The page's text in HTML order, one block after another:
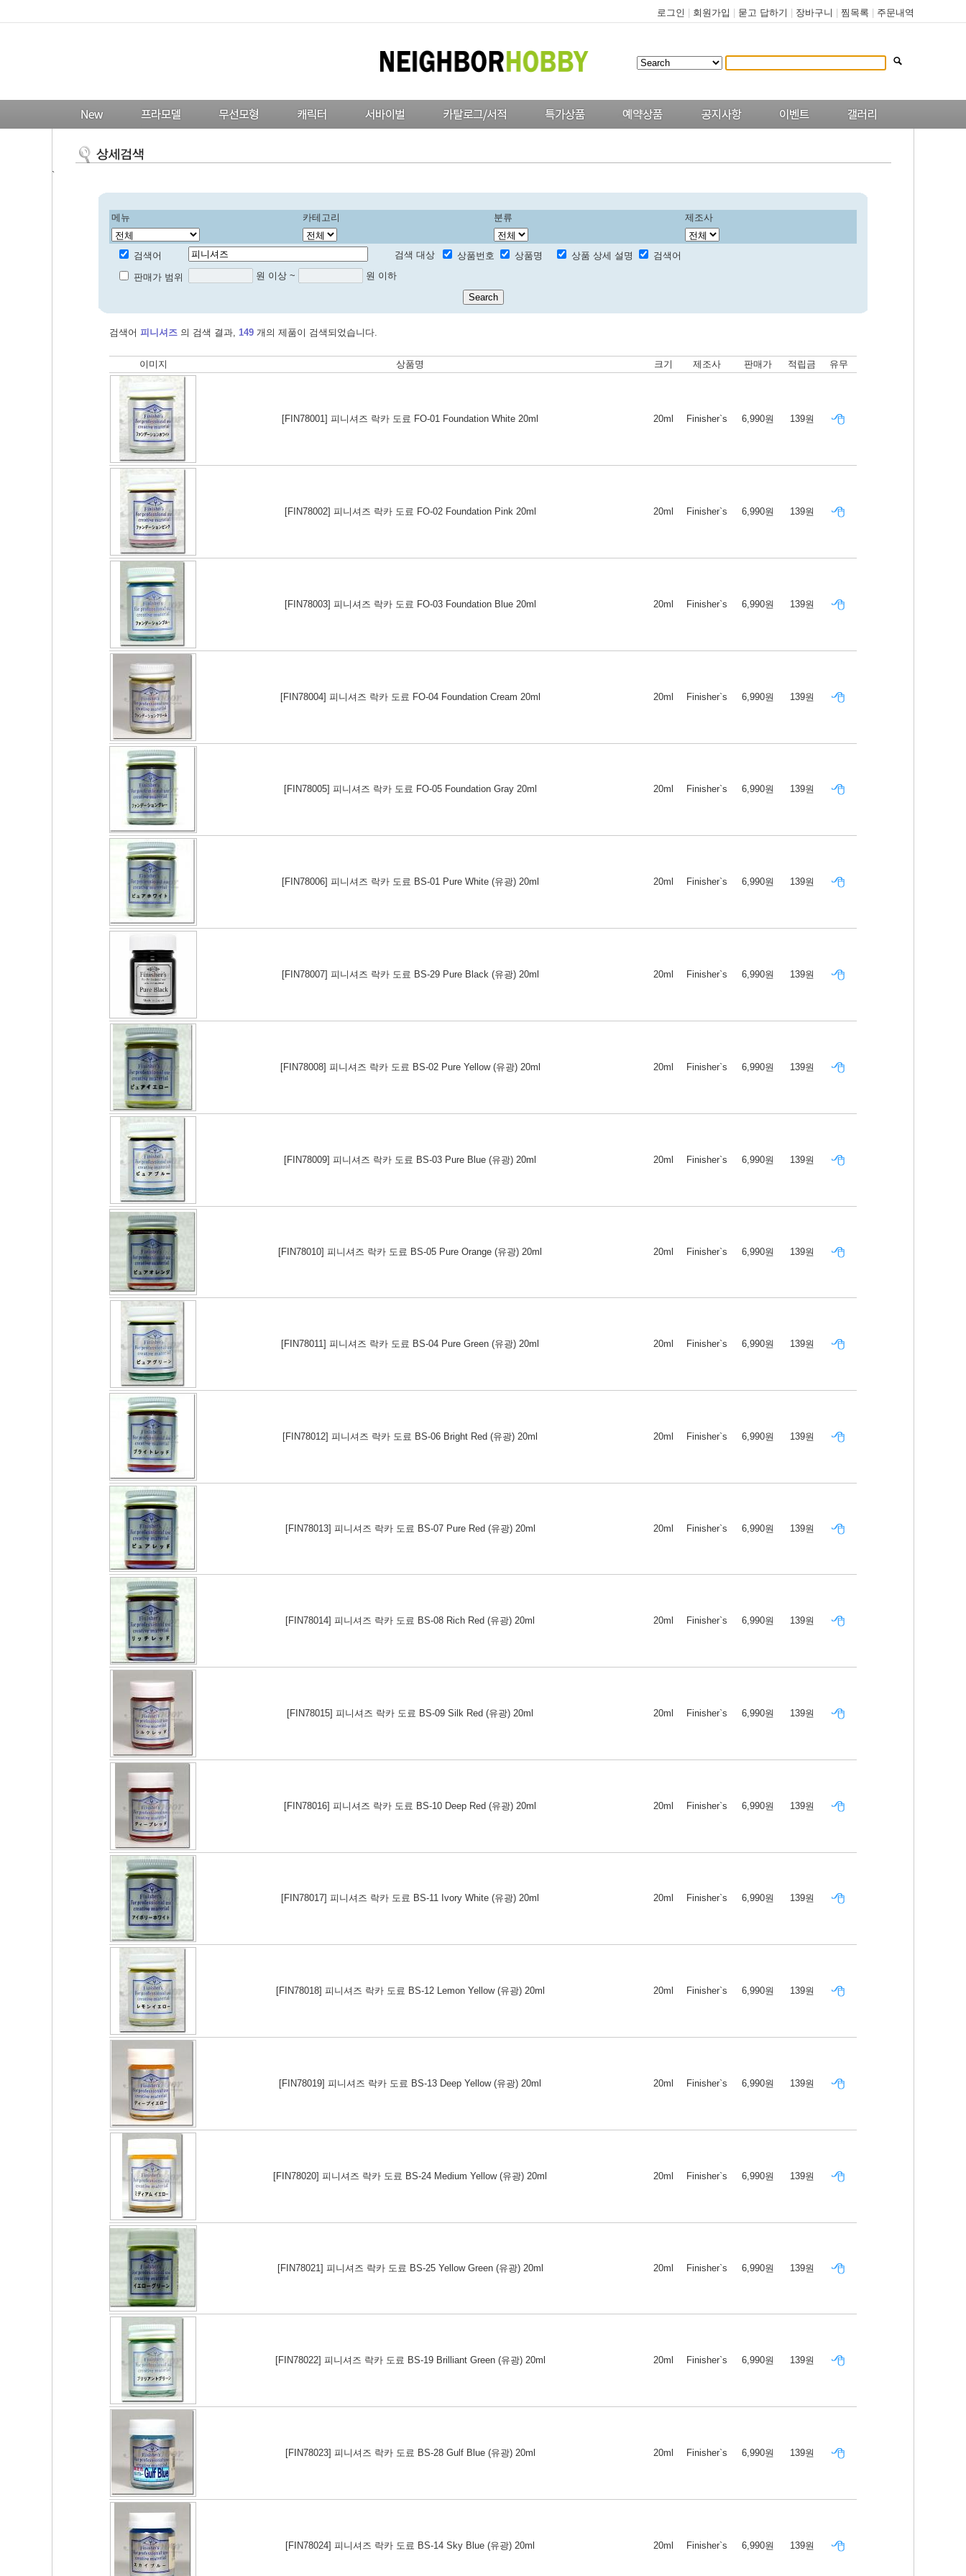
로그인 회원가입 묻고 답하기 장바구니 찜목록 주문내역
`
메뉴 카테고리 분류 제조사
검색어 검색 대상 상품번호 상품명 상품 상세 설명
검색어
판매가 범위
원 이상 ~ 원 이하
검색어 피니셔즈 의 검색 결과, 149 개의 제품이 검색되었습니다.
이미지 상품명 크기 제조사 판매가 적립금 유무
[FIN78001] 피니셔즈 락카 도료 FO-01 Foundation White 20ml 20ml Finisher`s 6,990원 139원
[FIN78002] 피니셔즈 락카 도료 FO-02 Foundation Pink 20ml 20ml Finisher`s 6,990원 139원
[FIN78003] 피니셔즈 락카 도료 FO-03 Foundation Blue 20ml 20ml Finisher`s 6,990원 139원
[FIN78004] 피니셔즈 락카 도료 FO-04 Foundation Cream 20ml 20ml Finisher`s 6,990원 139원
[FIN78005] 피니셔즈 락카 도료 FO-05 Foundation Gray 20ml 20ml Finisher`s 6,990원 139원
[FIN78006] 피니셔즈 락카 도료 BS-01 Pure White (유광) 20ml 20ml Finisher`s 6,990원 139원
[FIN78007] 피니셔즈 락카 도료 BS-29 Pure Black (유광) 20ml 20ml Finisher`s 6,990원 139원
[FIN78008] 피니셔즈 락카 도료 BS-02 Pure Yellow (유광) 20ml 20ml Finisher`s 6,990원 139원
[FIN78009] 피니셔즈 락카 도료 BS-03 Pure Blue (유광) 20ml 20ml Finisher`s 6,990원 139원
[FIN78010] 피니셔즈 락카 도료 BS-05 Pure Orange (유광) 20ml 20ml Finisher`s 6,990원 139원
[FIN78011] 피니셔즈 락카 도료 BS-04 Pure Green (유광) 20ml 20ml Finisher`s 6,990원 139원
[FIN78012] 피니셔즈 락카 도료 BS-06 Bright Red (유광) 20ml 20ml Finisher`s 6,990원 139원
[FIN78013] 피니셔즈 락카 도료 BS-07 Pure Red (유광) 20ml 20ml Finisher`s 6,990원 139원
[FIN78014] 피니셔즈 락카 도료 BS-08 Rich Red (유광) 20ml 20ml Finisher`s 6,990원 139원
[FIN78015] 피니셔즈 락카 도료 BS-09 Silk Red (유광) 20ml 20ml Finisher`s 6,990원 139원
[FIN78016] 피니셔즈 락카 도료 BS-10 Deep Red (유광) 20ml 20ml Finisher`s 6,990원 139원
[FIN78017] 피니셔즈 락카 도료 BS-11 Ivory White (유광) 20ml 20ml Finisher`s 6,990원 139원
[FIN78018] 피니셔즈 락카 도료 BS-12 Lemon Yellow (유광) 20ml 20ml Finisher`s 6,990원 139원
[FIN78019] 피니셔즈 락카 도료 BS-13 Deep Yellow (유광) 20ml 20ml Finisher`s 6,990원 139원
[FIN78020] 피니셔즈 락카 도료 BS-24 Medium Yellow (유광) 20ml 20ml Finisher`s 6,990원 139원
[FIN78021] 피니셔즈 락카 도료 BS-25 Yellow Green (유광) 20ml 20ml Finisher`s 6,990원 139원
[FIN78022] 피니셔즈 락카 도료 BS-19 Brilliant Green (유광) 20ml 20ml Finisher`s 6,990원 139원
[FIN78023] 피니셔즈 락카 도료 BS-28 Gulf Blue (유광) 20ml 20ml Finisher`s 6,990원 139원
[FIN78024] 피니셔즈 락카 도료 BS-14 Sky Blue (유광) 20ml 20ml Finisher`s 6,990원 139원